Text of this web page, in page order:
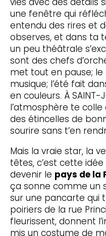
une fenêtre qui
entendu des rires et
observes, et dans ta
un peu théâtrale
sont des chefs
met tout en pause;
musique; l’été fait
en couleurs. À SAINT-
l’atmosphère te
des étincelles de
sourire sans t’en
Mais la vraie star, la
têtes, c’est cette
devenir le pays de la
ça sonne comme un
sur une pancarte qui
poiriers de la rue
fleurissent, donnent
mis un costume de